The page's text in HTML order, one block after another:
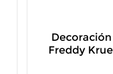
Freddy